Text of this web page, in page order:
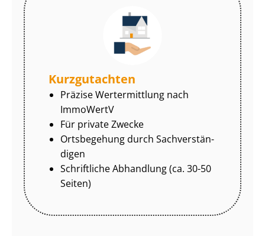
Kurzgutachten
Präzise Wertermittlung nach
ImmoWertV
Für private Zwecke
Ortsbegehung durch Sach­ver­stän­
di­gen
Schriftliche Abhandlung (ca. 30-50
Seiten)